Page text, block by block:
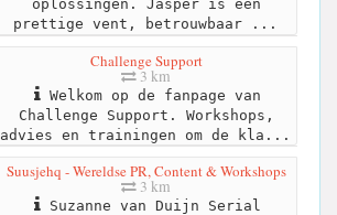
oplossingen. Jasper is een
prettige vent, betrouwbaar ...
Challenge Support
3 km
Welkom op de fanpage van
Challenge Support. Workshops,
advies en trainingen om de kla...
Suusjehq - Wereldse PR, Content & Workshops
3 km
Suzanne van Duijn Serial